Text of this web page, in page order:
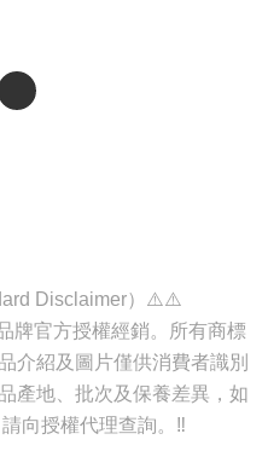
Disclaimer）⚠️⚠️
牌官方授權經銷。所有商標
介紹及圖片僅供消費者識別
產地、批次及保養差異，如
向授權代理查詢。‼️